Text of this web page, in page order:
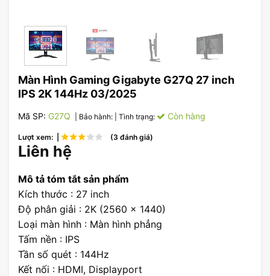
Màn Hình Gaming Gigabyte G27Q 27 inch
IPS 2K 144Hz 03/2025
Mã SP: G27Q | Bảo hành: | Tình trạng: Còn hàng
Lượt xem: | (3 đánh giá)
Liên hệ
Mô tả tóm tắt sản phẩm
Kích thước : 27 inch
Độ phân giải : 2K (2560 x 1440)
Loại màn hình : Màn hình phẳng
Tấm nền : IPS
Tần số quét : 144Hz
Kết nối : HDMI, Displayport